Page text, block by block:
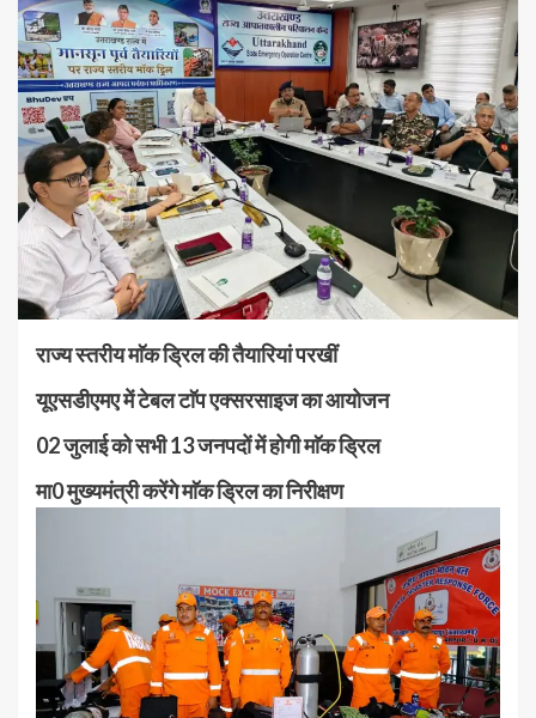
राज्य स्तरीय माॅक ड्रिल की तैयारियां परखीं
यूएसडीएमए में टेबल टाॅप एक्सरसाइज का आयोजन
02 जुलाई को सभी 13 जनपदों में होगी माॅक ड्रिल
मा0 मुख्यमंत्री करेंगे माॅक ड्रिल का निरीक्षण